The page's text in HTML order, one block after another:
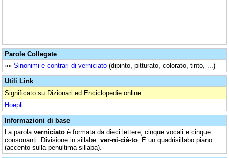
Parole Collegate
»» Sinonimi e contrari di verniciato (dipinto, pitturato, colorato, tinto, ...)
Utili Link
Significato su Dizionari ed Enciclopedie online
Hoepli
Informazioni di base
La parola verniciato è formata da dieci lettere, cinque vocali e cinque
consonanti. Divisione in sillabe: ver-ni-cià-to . È un quadrisillabo piano
(accento sulla penultima sillaba).